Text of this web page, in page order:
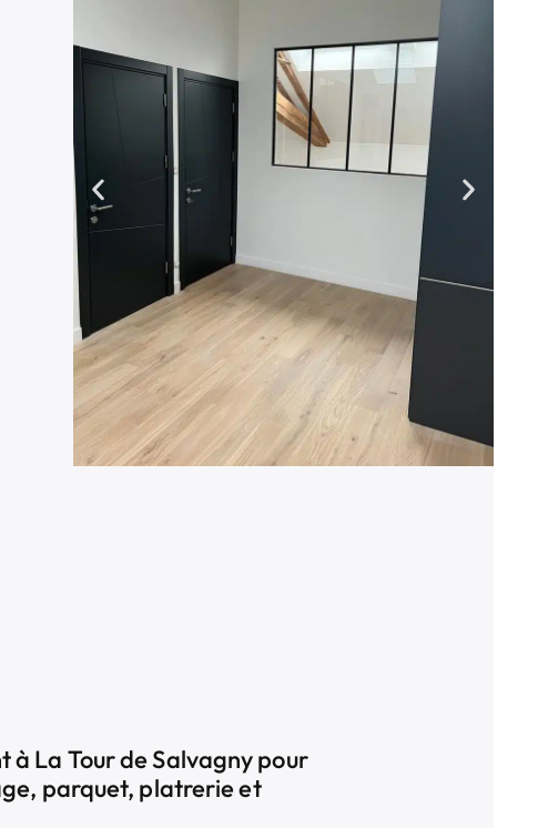
La Tour de Salvagny pour
parquet, platrerie et